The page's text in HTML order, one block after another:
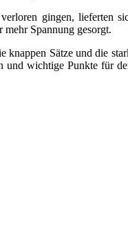
gingen, lieferten
Spannung gesorgt.
Sätze und die
wichtige Punkte für